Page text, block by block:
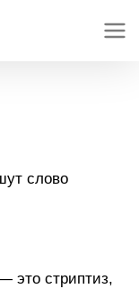
слово
это стриптиз,